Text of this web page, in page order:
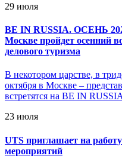
29 июля
BE IN RUSSIA. ОСЕНЬ
Москве пройдет осенний
делового туризма
В некотором царстве, в
октября в Москве –
встретятся на BE IN
23 июля
UTS приглашает на
мероприятий